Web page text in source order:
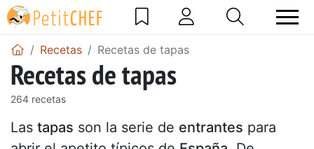
Recetas Recetas de tapas
Recetas de tapas
264 recetas
Las tapas son la serie de entrantes para